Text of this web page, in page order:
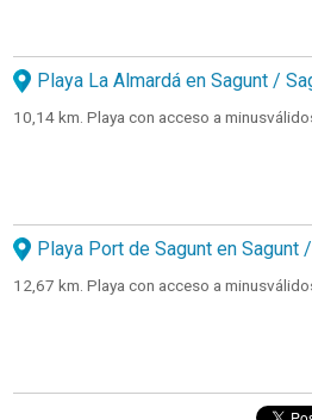
Playa La Almardá en Sagunt /
10,14 km. Playa con acceso a
Playa Port de Sagunt en Sagunt
12,67 km. Playa con acceso a